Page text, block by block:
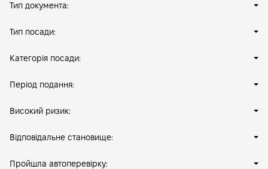
Тип документа:
Тип посади:
Категорія посади:
Період подання:
Високий ризик:
Відповідальне становище:
Пройшла автоперевірку: